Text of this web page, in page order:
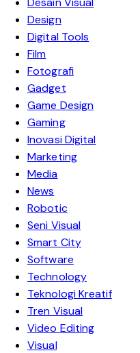
Design
Digital Tools
Film
Fotografi
Gadget
Game Design
Gaming
Inovasi Digital
Marketing
Media
News
Robotic
Seni Visual
Smart City
Software
Technology
Teknologi Kreatif
Tren Visual
Video Editing
Visual